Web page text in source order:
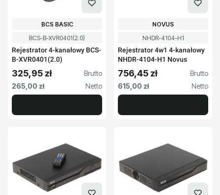
Kod produktu
BCS-B-XVR0401(2.0)
Rejestrator 4-kanałowy BCS-
B-XVR0401(2.0)
PRODUCENT
BCS BASIC
Cena brutto
325,95 zł
Cena netto
265,00 zł
Kod produktu
NHDR-4104-H1
Rejestrator 4w1 4-kanałowy
NHDR-4104-H1 Novus
PRODUCENT
NOVUS
Cena brutto
756,45 zł
Cena netto
615,00 zł